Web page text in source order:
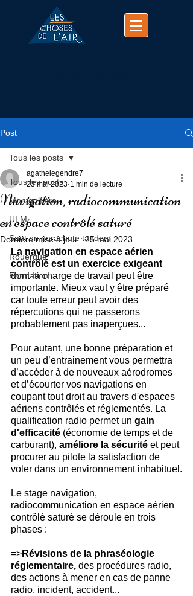
Post
Tous les posts
Montgolfière
ULM
Saut en parachute tandem
Rouergue
Formation
Tous les posts
Navigation, radiocommunication
en espace contrôlé saturé
agathelegendre7
23 mai 2023 1 min de lecture
Dernière mise à jour :25 mai 2023
La navigation en espace aérien
contrôlé est un exercice exigeant
dont la charge de travail peut être
importante. Mieux vaut y être préparé
car toute erreur peut avoir des
répercutions qui ne passerons
probablement pas inaperçues...
Pour autant, une bonne préparation et
un peu d’entrainement vous permettra
d’accéder à de nouveaux aérodromes
et d’écourter vos navigations en
coupant tout droit au travers d'espaces
aériens contrôlés et réglementés. La
qualification radio permet un gain
d'efficacité (économie de temps et de
carburant), améliore la sécurité et peut
procurer au pilote la satisfaction de
voler dans un environnement inhabituel.
Le stage navigation,
radiocommunication en espace aérien
contrôlé saturé se déroule en trois
phases :
=>Révisions de la phraséologie
réglementaire, des procédures radio,
des actions à mener en cas de panne
radio, incident, accident...